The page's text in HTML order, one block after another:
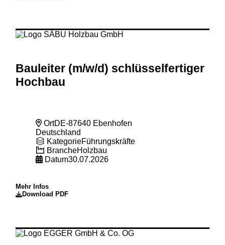
Bauleiter (m/w/d) schlüsselfertiger
Hochbau
OrtDE-87640 Ebenhofen
Deutschland
KategorieFührungskräfte
BrancheHolzbau
Datum30.07.2026
Mehr Infos
Download PDF